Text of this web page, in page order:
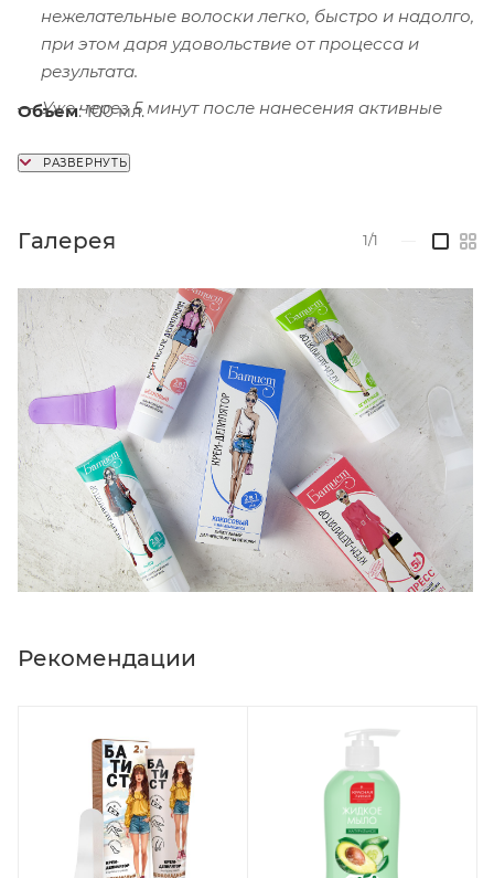
нежелательные волоски легко, быстро и надолго,
при этом даря удовольствие от процесса и
результата.
Уже через 5 минут после нанесения активные
легко и безболезненно.
, которые оказывают
освежающее и увлажняющее действие на кожу.
Объем: 100 мл.
Галерея 1/1
Рекомендации